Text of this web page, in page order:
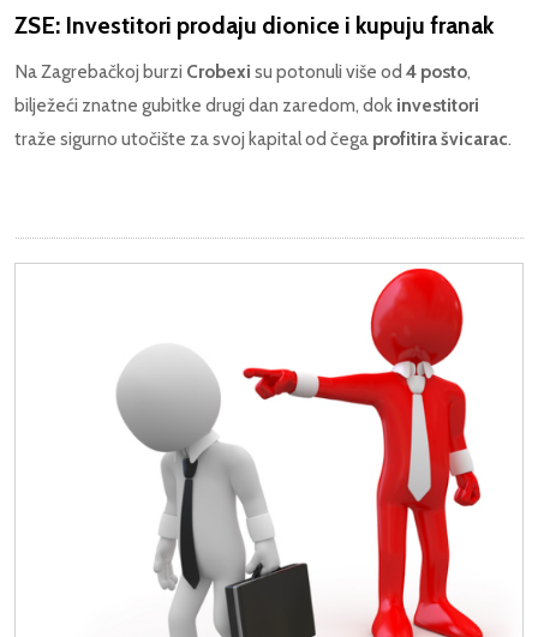
ZSE: Investitori prodaju dionice i kupuju franak
Na Zagrebačkoj burzi Crobexi su potonuli više od 4 posto,
bilježeći znatne gubitke drugi dan zaredom, dok investitori
traže sigurno utočište za svoj kapital od čega profitira švicarac.